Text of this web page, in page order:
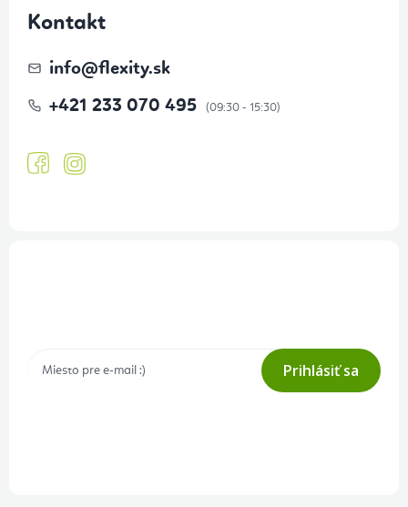
Kontakt
info@flexity.sk
+421 233 070 495
Prihlásiť sa